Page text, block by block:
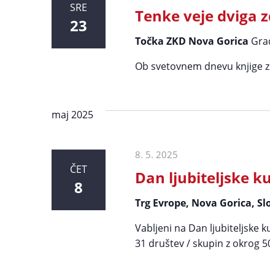
SRE
23 Tenke veje dviga
Točka ZKD Nova Gorica
Ob svetovnem dnevu knjige
maj 2025
ČET
8 Dan ljubiteljske
8. 5. 2025
Trg Evrope, Nova Gorica,
Vabljeni na Dan ljubiteljske
31 društev / skupin z okrog